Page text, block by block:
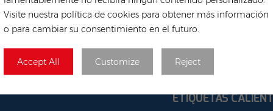
Visite nuestra política de cookies para obtener más información
o para cambiar su consentimiento en el futuro.
Accept All Customize Reject
ETIQUETAS